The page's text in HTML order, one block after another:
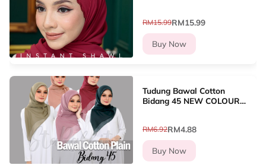
RM15.99RM15.99
Buy Now
Tudung Bawal Cotton
Bidang 45 NEW COLOUR
RM6.92RM4.88
Buy Now